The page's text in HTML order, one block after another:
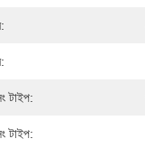
টাইপ:
টাইপ: